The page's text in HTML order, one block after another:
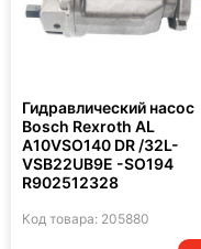
Гидравлический насос
Bosch Rexroth AL
A10VSO140 DR /32L-
VSB22UB9E -SO194
R902512328
Код товара: 205880